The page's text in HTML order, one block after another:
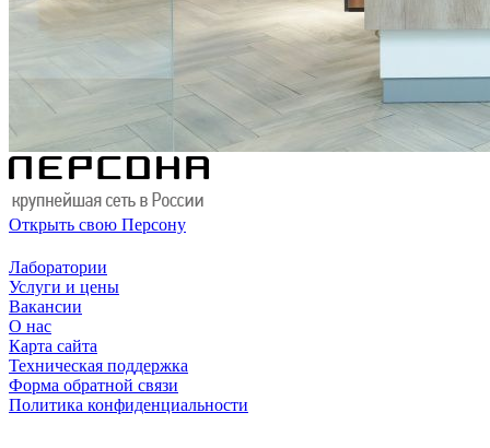
Открыть свою Персону
Лаборатории
Услуги и цены
Вакансии
О нас
Карта сайта
Техническая поддержка
Форма обратной связи
Политика конфиденциальности